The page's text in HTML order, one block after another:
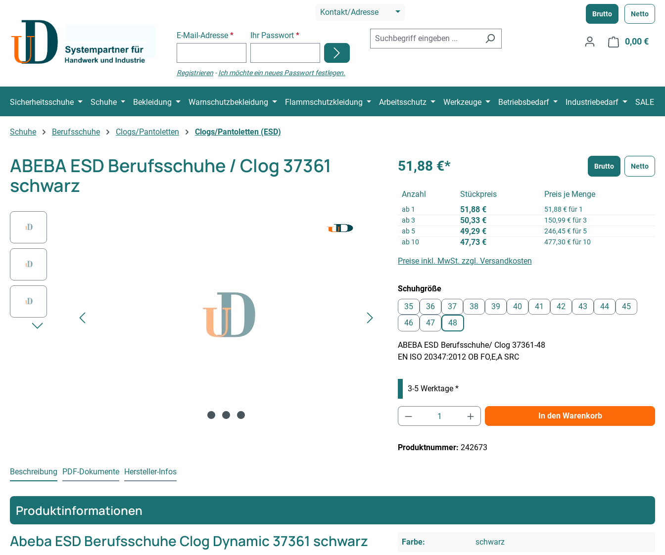
Kontakt/Adresse
E-Mail-Adresse * Ihr Passwort*
Registrieren -Ich möchte ein neues Passwort festlegen.
Brutto Netto
0,00 €
Sicherheitsschuhe Schuhe Bekleidung Warnschutzbekleidung Flammschutzkleidung Arbeitsschutz Werkzeuge Betriebsbedarf Industriebedarf SALE
Schuhe Berufsschuhe Clogs/Pantoletten Clogs/Pantoletten (ESD)
ABEBA ESD Berufsschuhe / Clog 37361
schwarz
51,88 €* Brutto Netto
Anzahl Stückpreis Preis je Menge
ab 1 51,88 €
51,88 € für 1
ab3 50,33 €
150,99 € für 3
ab 5 49,29 €
246,45 € für 5
ab 10 47,73 € 477,30 € für 10
Preise inkl. MwSt. zzgl. Versandkosten
Schuhgrößeauswählen
35
36 37 38 39 40 41 42 43 44
45
46
47 48
ABEBA ESD Berufsschuhe/ Clog 37361-48
EN ISO 20347:2012 OB FO,E,A SRC
3-5 Werktage *
Produkt Anzahl: Gib den gewünschten Wert ein
In den Warenkorb
Produktnummer: 242673
Beschreibung PDF-Dokumente Hersteller-Infos
Produktinformationen
Abeba ESD Berufsschuhe Clog Dynamic 37361 schwarz Farbe: schwarz